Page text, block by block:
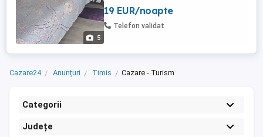
5
19 EUR/noapte
Telefon validat
Cazare24 Anunțuri Timis Cazare - Turism
Categorii
Județe